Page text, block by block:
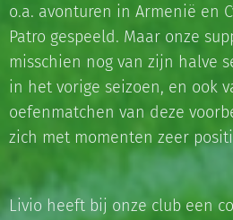
o.a. avonturen in Armenië en
Patro gespeeld. Maar onze
misschien nog van zijn halve
in het vorige seizoen, en ook
oefenmatchen van deze
zich met momenten zeer
Livio heeft bij onze club een